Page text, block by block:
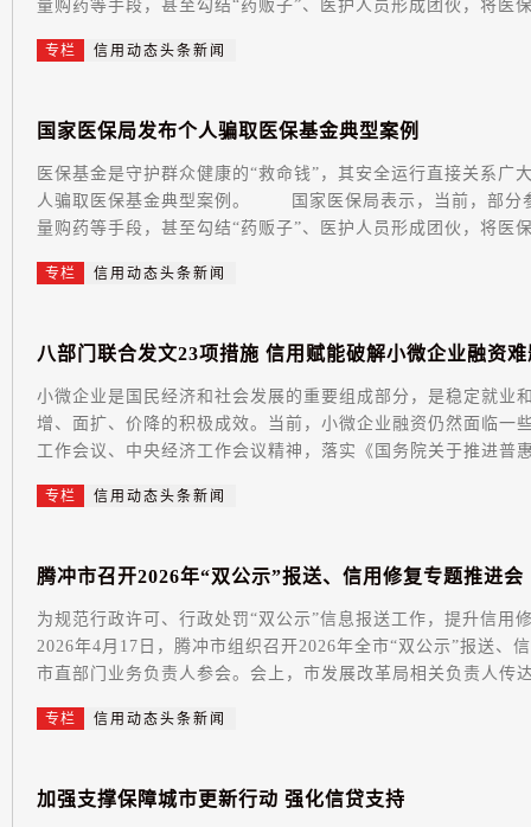
量购药等手段，甚至勾结“药贩子”、医护人员形成团伙，将医
专栏 信用动态头条新闻
国 家 医保局发布个人骗取 医保基金典型案例
医保基金是守护群众健康的“救命钱”，其安全运行直接关系
人骗取医保基金典型案例。 国家医保局表示，当前，部分
量购药等手段，甚至勾结“药贩子”、医护人员形成团伙，将医
专栏 信用动态头条新闻
八部门 联合发文23项措施 信用 赋能破解小微企业融资难
小微企业是国民经济和社会发展的重要组成部分，是稳定就业
增、面扩、价降的积极成效。当前，小微企业融资仍然面临一
工作会议、中央经济工作会议精神，落实《国务院关于推进普
专栏 信用动态头条新闻
腾冲市召开2026年“双公示”报送、 信用 修复专题推进会
为规范行政许可、行政处罚“双公示”信息报送工作，提升信用
2026年4月17日，腾冲市组织召开2026年全市“双公示”报送、
市直部门业务负责人参会。会上，市发展改革局相关负责人传
专栏 信用动态头条新闻
加强支撑保障城市更新行动 强化信贷支持